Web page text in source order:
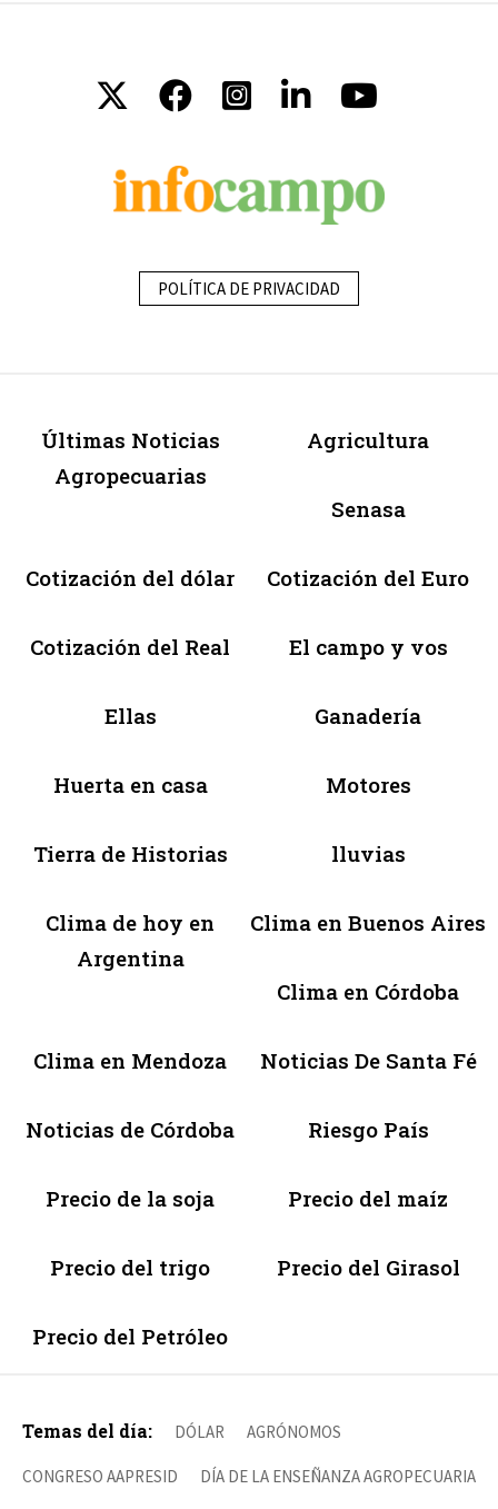
POLÍTICA DE PRIVACIDAD
Últimas Noticias
Agropecuarias
Agricultura
Senasa
Cotización del dólar Cotización del Euro
Cotización del Real El campo y vos
Ellas Ganadería
Huerta en casa Motores
Tierra de Historias lluvias
Clima de hoy en
Argentina
Clima en Buenos Aires
Clima en Córdoba
Clima en Mendoza Noticias De Santa Fé
Noticias de Córdoba Riesgo País
Precio de la soja Precio del maíz
Precio del trigo Precio del Girasol
Precio del Petróleo
Temas del día: DÓLAR AGRÓNOMOS
CONGRESO AAPRESID DÍA DE LA ENSEÑANZA AGROPECUARIA